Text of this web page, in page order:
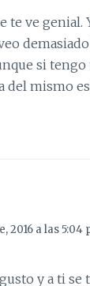
te ve genial.
si
del mismo
2016 a las 5:04
y a ti se